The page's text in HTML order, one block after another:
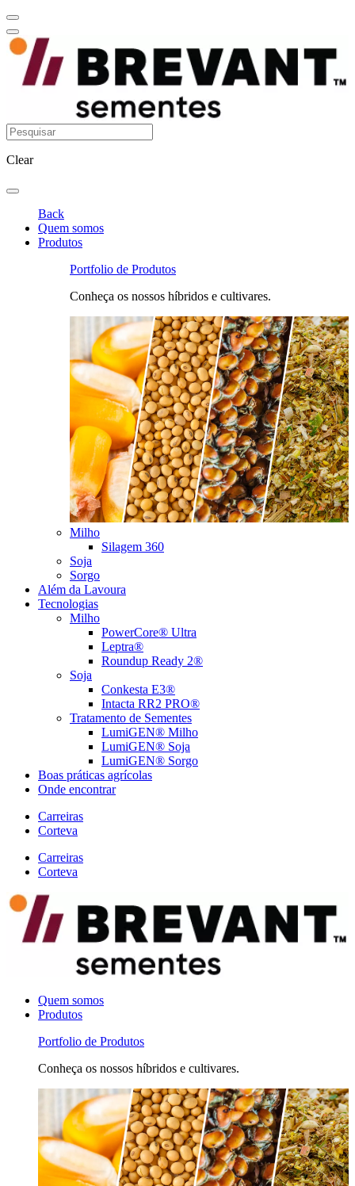
Clear
Back
Quem somos
Produtos
Portfolio de Produtos
Conheça os nossos híbridos e cultivares.
Milho
Silagem 360
Soja
Sorgo
Além da Lavoura
Tecnologias
Milho
PowerCore® Ultra
Leptra®
Roundup Ready 2®
Soja
Conkesta E3®
Intacta RR2 PRO®
Tratamento de Sementes
LumiGEN® Milho
LumiGEN® Soja
LumiGEN® Sorgo
Boas práticas agrícolas
Onde encontrar
Carreiras
Corteva
Carreiras
Corteva
Quem somos
Produtos
Portfolio de Produtos
Conheça os nossos híbridos e cultivares.